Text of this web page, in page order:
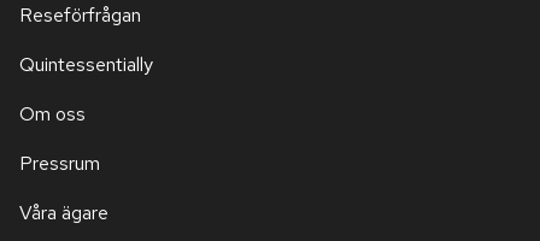
Reseförfrågan
Quintessentially
Om oss
Pressrum
Våra ägare